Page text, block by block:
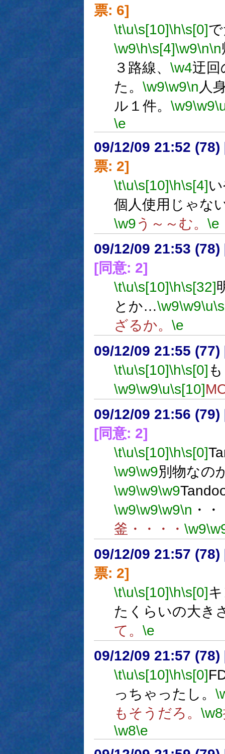
票: 6]
\t\u\s[10]\h\s[0]
\w9\h\s[4]\w9\n\n
３路線、 \w4迂回
た。 \w9\w9\n 人
ル１件。 \w9\w9
\e
09/12/09 21:52 (78)
票: 2]
\t\u\s[10]\h\s[4]
個人使用じゃな
\w9う～～む。 \e
09/12/09 21:53 (78)
[同意: 2]
\t\u\s[10]\h\s[32]
とか…\w9\w9\u
ざるか。 \e
09/12/09 21:55 (77)
\t\u\s[10]\h\s[0]
\w9\w9\u\s[10]
09/12/09 21:56 (79)
[同意: 2]
\t\u\s[10]\h\s[0]
\w9\w9別物なの
\w9\w9\w9
\w9\w9\w9\n ・
釜・・・・ \w9
09/12/09 21:57 (78)
票: 2]
\t\u\s[10]\h\s[0]
たくらいの大き
て。 \e
09/12/09 21:57 (78)
\t\u\s[10]\h\s[0]
っちゃったし。
もそうだろ。 \w8
\w8\e